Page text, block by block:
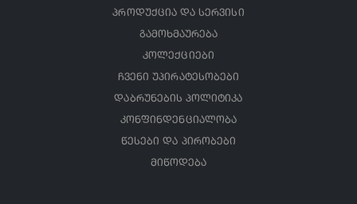
პროდუქცია და სერვისი
გამოხმაურება
კოლექციები
ჩვენი უპირატესობები
დაბრუნების პოლიტიკა
კონფინდენციალობა
წესები და პირობები
მიწოდება